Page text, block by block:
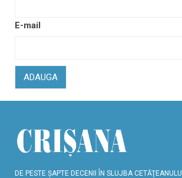
E-mail
ADAUGA
DE PESTE ŞAPTE DECENII ÎN SLUJBA CETĂŢEANULUI